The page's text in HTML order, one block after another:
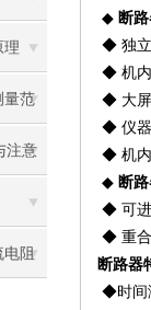
理
量范
注意
电阻
◆ 断
◆ 独立
◆ 机内
◆ 大屏
◆ 仪器
◆ 机内
◆ 断
◆ 可进
◆ 重合
断路器
◆时间